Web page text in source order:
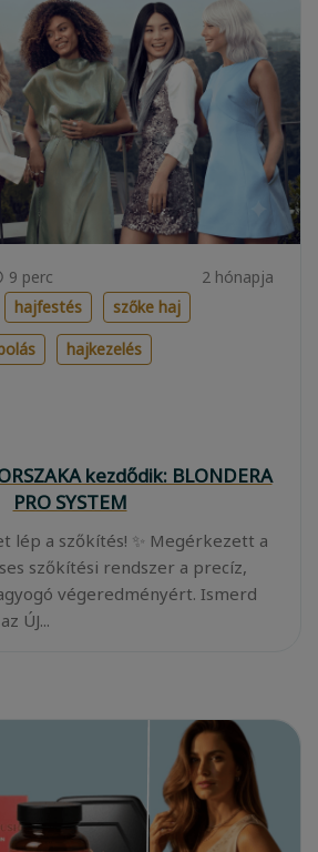
9 perc
2 hónapja
hajfestés
szőke haj
hajkezelés
kezdődik: BLONDERA
PRO SYSTEM
lép a szőkítés! ✨ Megérkezett a
szőkítési rendszer a precíz,
végeredményért. Ismerd
ÚJ...